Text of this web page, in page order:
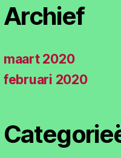
Archief
maart 2020
februari 2020